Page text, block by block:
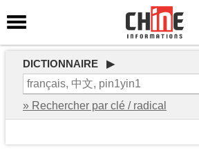
DICTIONNAIRE ▶
» Rechercher par clé / radical